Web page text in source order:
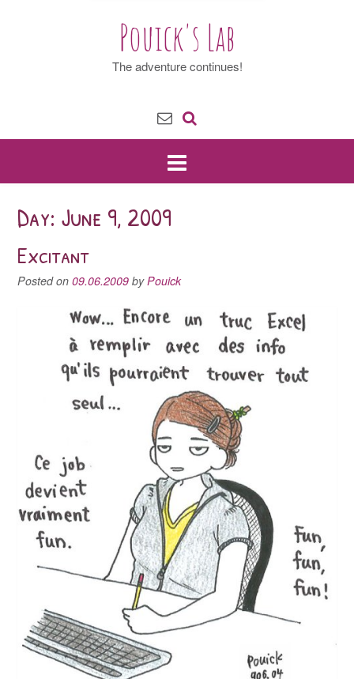
Pouick's Lab
The adventure continues!
Day: June 9, 2009
Excitant
Posted on 09.06.2009 byPouick